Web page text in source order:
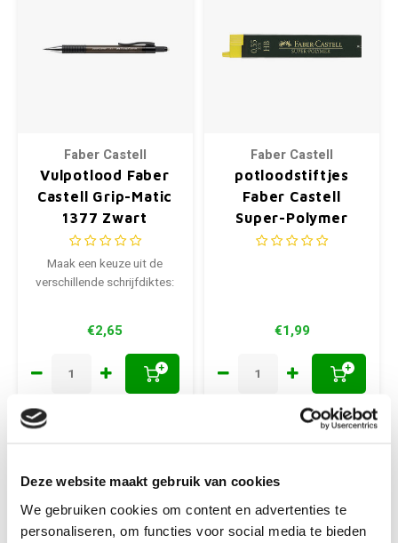
Deze website maakt gebruik van cookies
We gebruiken cookies om content en advertenties te
personaliseren, om functies voor social media te bieden
Faber Castell
Vulpotlood Faber
Castell Grip-Matic
1377 Zwart
Maak een keuze uit de
verschillende schrijfdiktes:
€2,65
+
Faber Castell
potloodstiftjes
Faber Castell
Super-Polymer
0,35mm HB
€1,99
+